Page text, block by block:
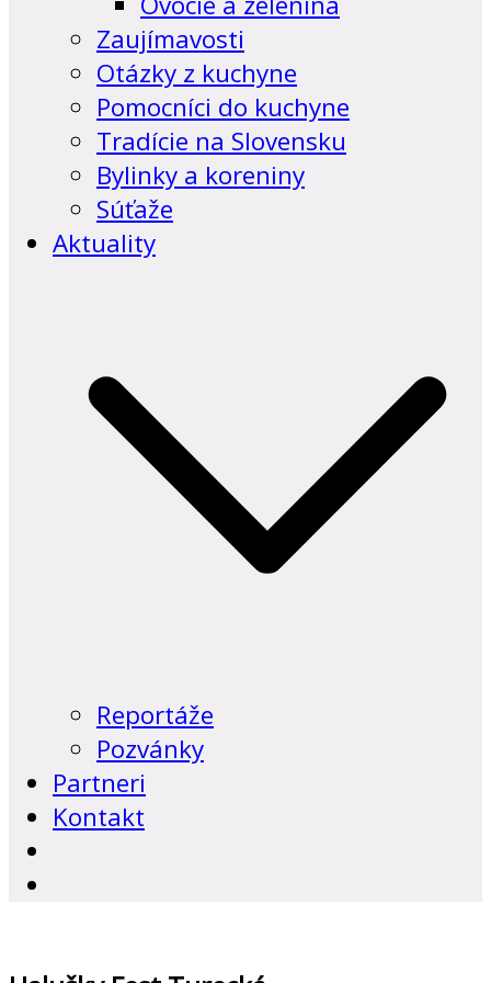
Zaujímavosti
Otázky z kuchyne
Pomocníci do kuchyne
Tradície na Slovensku
Bylinky a koreniny
Súťaže
Aktuality
Reportáže
Pozvánky
Partneri
Kontakt